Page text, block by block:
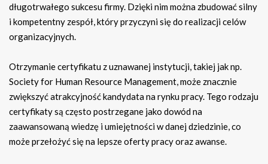
długotrwałego sukcesu firmy. Dzięki nim można zbudować silny
i kompetentny zespół, który przyczyni się do realizacji celów
organizacyjnych.
Otrzymanie certyfikatu z uznawanej instytucji, takiej jak np.
Society for Human Resource Management, może znacznie
zwiększyć atrakcyjność kandydata na rynku pracy. Tego rodzaju
certyfikaty są często postrzegane jako dowód na
zaawansowaną wiedzę i umiejętności w danej dziedzinie, co
może przełożyć się na lepsze oferty pracy oraz awanse.